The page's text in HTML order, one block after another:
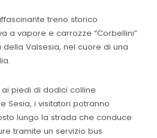
treno storico
a vapore e carrozze “Corbellini”
Valsesia, nel cuore di una
ai piedi di dodici colline
Sesia, i visitatori potranno
lungo la strada che conduce
tramite un servizio bus